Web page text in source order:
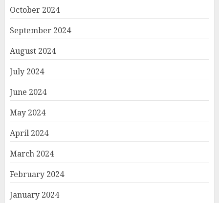
October 2024
September 2024
August 2024
July 2024
June 2024
May 2024
April 2024
March 2024
February 2024
January 2024